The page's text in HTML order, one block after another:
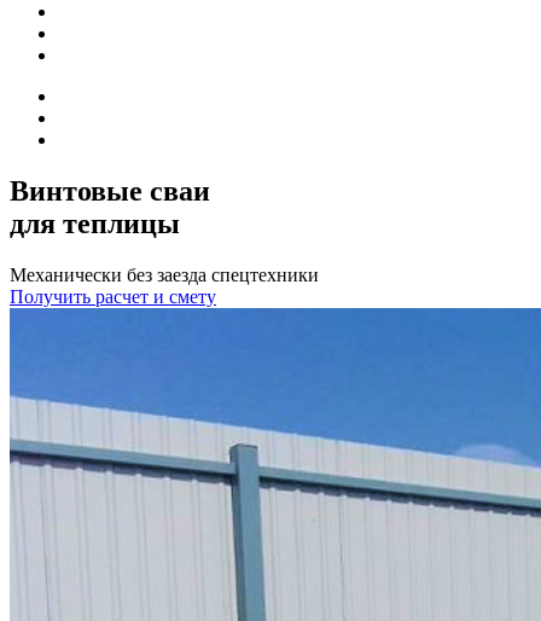
Винтовые сваи
для теплицы
Механически без заезда спецтехники
Получить расчет и смету